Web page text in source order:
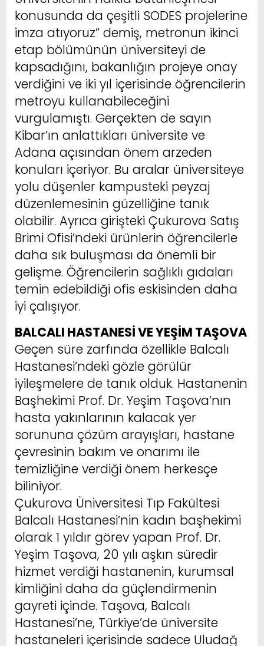
konusunda da çeşitli SODES projelerine
imza atıyoruz” demiş, metronun ikinci
etap bölümünün üniversiteyi de
kapsadığını, bakanlığın projeye onay
verdiğini ve iki yıl içerisinde öğrencilerin
metroyu kullanabileceğini
vurgulamıştı. Gerçekten de sayın
Kibar’ın anlattıkları üniversite ve
Adana açısından önem arzeden
konuları içeriyor. Bu aralar üniversiteye
yolu düşenler kampusteki peyzaj
düzenlemesinin güzelliğine tanık
olabilir. Ayrıca girişteki Çukurova Satış
Brimi Ofisi’ndeki ürünlerin öğrencilerle
daha sık buluşması da önemli bir
gelişme. Öğrencilerin sağlıklı gıdaları
temin edebildiği ofis eskisinden daha
iyi çalışıyor.
BALCALI HASTANESİ VE YEŞİM TAŞOVA
Geçen süre zarfında özellikle Balcalı
Hastanesi’ndeki gözle görülür
iyileşmelere de tanık olduk. Hastanenin
Başhekimi Prof. Dr. Yeşim Taşova’nın
hasta yakınlarının kalacak yer
sorununa çözüm arayışları, hastane
çevresinin bakım ve onarımı ile
temizliğine verdiği önem herkesçe
biliniyor.
Çukurova Üniversitesi Tıp Fakültesi
Balcalı Hastanesi’nin kadın başhekimi
olarak 1 yıldır görev yapan Prof. Dr.
Yeşim Taşova, 20 yılı aşkın süredir
hizmet verdiği hastanenin, kurumsal
kimliğini daha da güçlendirmenin
gayreti içinde. Taşova, Balcalı
Hastanesi’ne, Türkiye’de üniversite
hastaneleri içerisinde sadece Uludağ